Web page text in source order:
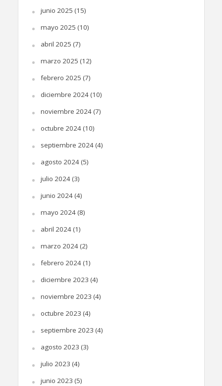
junio 2025 (15)
mayo 2025 (10)
abril 2025 (7)
marzo 2025 (12)
febrero 2025 (7)
diciembre 2024(10)
noviembre 2024(7)
octubre 2024(10)
septiembre 2024(4)
agosto 2024(5)
julio 2024(3)
junio 2024(4)
mayo 2024(8)
abril 2024(1)
marzo 2024(2)
febrero 2024(1)
diciembre 2023 (4)
noviembre 2023 (4)
octubre 2023 (4)
septiembre 2023 (4)
agosto 2023 (3)
julio 2023 (4)
junio 2023 (5)